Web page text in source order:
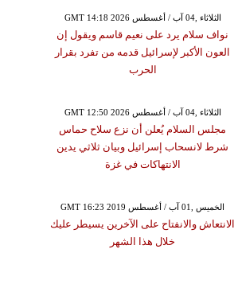
GMT 14:18 2026 الثلاثاء ,04 آب / أغسطس
نواف سلام يرد على نعيم قاسم ويقول إن
العون الأكبر لإسرائيل قدمه من تفرد بقرار
الحرب
GMT 12:50 2026 الثلاثاء ,04 آب / أغسطس
مجلس السلام يُعلن أن نزع سلاح حماس
شرط لانسحاب إسرائيل وبيان ثلاثي يدين
الانتهاكات في غزة
GMT 16:23 2019 الخميس ,01 آب / أغسطس
الانتعاش والانفتاح على الآخرين يسيطر عليك
خلال هذا الشهر